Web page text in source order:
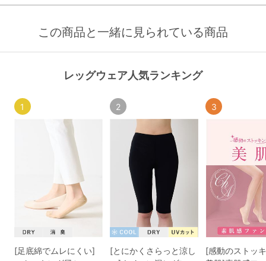
この商品と一緒に見られている商品
レッグウェア人気ランキング
1
[足底綿でムレにくい]
2
[とにかくさらっと涼し
3
[感動のストッ